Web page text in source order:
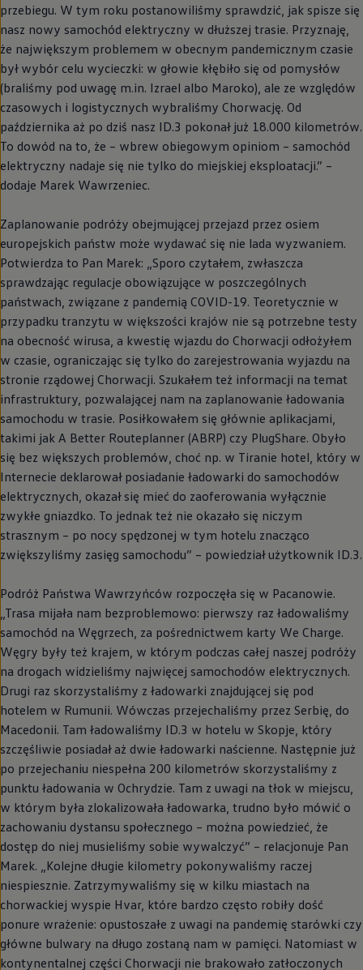
przebiegu. W tym roku postanowiliśmy sprawdzić, jak spisze się
nasz nowy samochód elektryczny w dłuższej trasie. Przyznaję,
że największym problemem w obecnym pandemicznym czasie
był wybór celu wycieczki: w głowie kłębiło się od pomysłów
(braliśmy pod uwagę m.in. Izrael albo Maroko), ale ze względów
czasowych i logistycznych wybraliśmy Chorwację. Od
października aż po dziś nasz ID.3 pokonał już 18.000 kilometrów.
To dowód na to, że – wbrew obiegowym opiniom – samochód
elektryczny nadaje się nie tylko do miejskiej eksploatacji.” –
dodaje Marek Wawrzeniec.
Zaplanowanie podróży obejmującej przejazd przez osiem
europejskich państw może wydawać się nie lada wyzwaniem.
Potwierdza to Pan Marek: „Sporo czytałem, zwłaszcza
sprawdzając regulacje obowiązujące w poszczególnych
państwach, związane z pandemią COVID-19. Teoretycznie w
przypadku tranzytu w większości krajów nie są potrzebne testy
na obecność wirusa, a kwestię wjazdu do Chorwacji odłożyłem
w czasie, ograniczając się tylko do zarejestrowania wyjazdu na
stronie rządowej Chorwacji. Szukałem też informacji na temat
infrastruktury, pozwalającej nam na zaplanowanie ładowania
samochodu w trasie. Posiłkowałem się głównie aplikacjami,
takimi jak A Better Routeplanner (ABRP) czy PlugShare. Obyło
się bez większych problemów, choć np. w Tiranie hotel, który w
Internecie deklarował posiadanie ładowarki do samochodów
elektrycznych, okazał się mieć do zaoferowania wyłącznie
zwykłe gniazdko. To jednak też nie okazało się niczym
strasznym – po nocy spędzonej w tym hotelu znacząco
zwiększyliśmy zasięg samochodu” – powiedział użytkownik ID.3.
Podróż Państwa Wawrzyńców rozpoczęła się w Pacanowie.
„Trasa mijała nam bezproblemowo: pierwszy raz ładowaliśmy
samochód na Węgrzech, za pośrednictwem karty We Charge.
Węgry były też krajem, w którym podczas całej naszej podróży
na drogach widzieliśmy najwięcej samochodów elektrycznych.
Drugi raz skorzystaliśmy z ładowarki znajdującej się pod
hotelem w Rumunii. Wówczas przejechaliśmy przez Serbię, do
Macedonii. Tam ładowaliśmy ID.3 w hotelu w Skopje, który
szczęśliwie posiadał aż dwie ładowarki naścienne. Następnie już
po przejechaniu niespełna 200 kilometrów skorzystaliśmy z
punktu ładowania w Ochrydzie. Tam z uwagi na tłok w miejscu,
w którym była zlokalizowała ładowarka, trudno było mówić o
zachowaniu dystansu społecznego – można powiedzieć, że
dostęp do niej musieliśmy sobie wywalczyć” – relacjonuje Pan
Marek. „Kolejne długie kilometry pokonywaliśmy raczej
niespiesznie. Zatrzymywaliśmy się w kilku miastach na
chorwackiej wyspie Hvar, które bardzo często robiły dość
ponure wrażenie: opustoszałe z uwagi na pandemię starówki czy
główne bulwary na długo zostaną nam w pamięci. Natomiast w
kontynentalnej części Chorwacji nie brakowało zatłoczonych